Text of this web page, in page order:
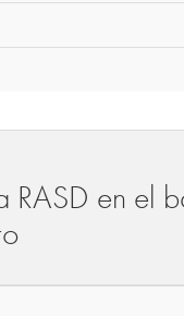
en el